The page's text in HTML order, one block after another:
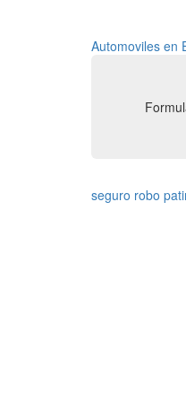
Automoviles en
seguro robo